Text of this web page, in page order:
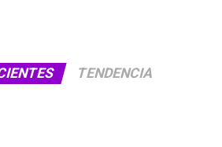
TENDENCIA